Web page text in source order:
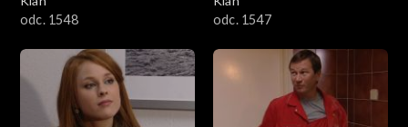
odc. 1548
odc. 1547